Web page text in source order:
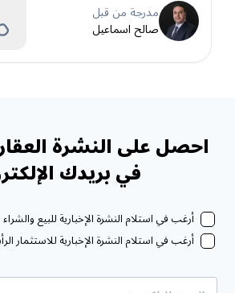
مدرجة من قبل
صالح اسماعيل
احصل على النشرة
في بريدك
أرغب في استلام النشرة الإخبارية للبيع والشراء
أرغب في استلام النشرة الإخبارية للاستثمار